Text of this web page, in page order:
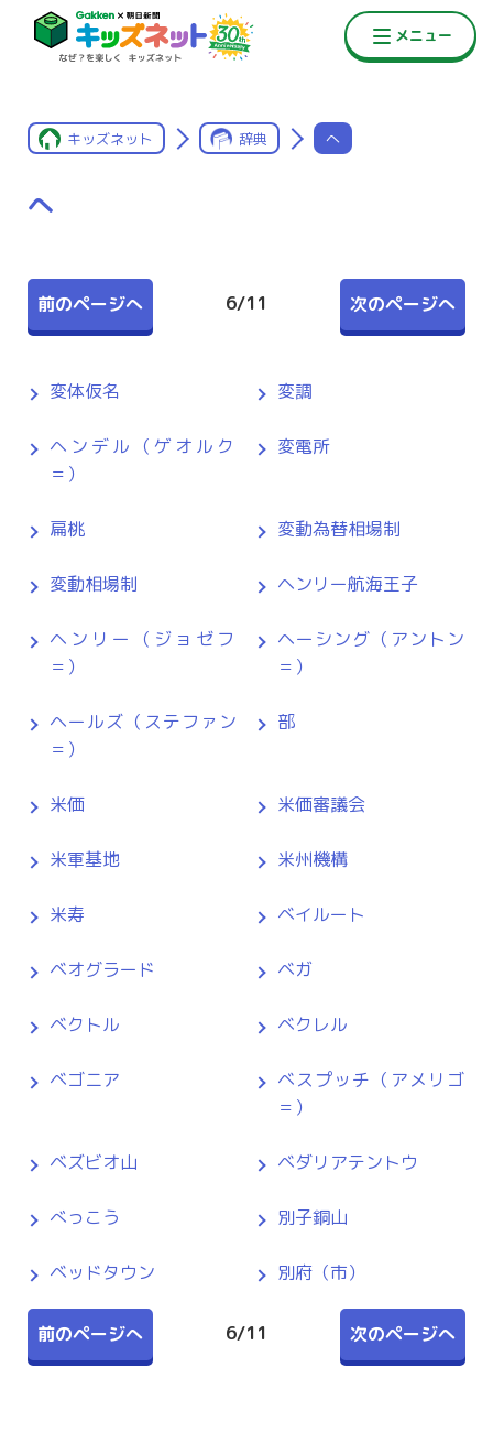
キッズネット 辞典 へ
へ
前のページへ 次のページへ
6/11
変体仮名 変調
ヘンデル（ゲオルク
＝）
変電所
扁桃 変動為替相場制
変動相場制 ヘンリー航海王子
ヘンリー（ジョゼフ
＝）
ヘーシング（アントン
＝）
ヘールズ（ステファン
＝）
部
米価 米価審議会
米軍基地 米州機構
米寿 ベイルート
ベオグラード ベガ
ベクトル ベクレル
ベゴニア
ベスプッチ（アメリゴ
＝）
ベズビオ山 ベダリアテントウ
べっこう 別子銅山
ベッドタウン 別府（市）
前のページへ 次のページへ
6/11